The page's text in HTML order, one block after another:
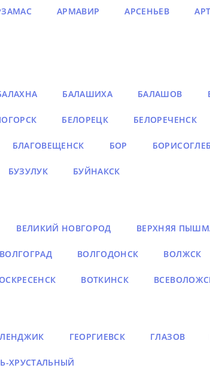
АРМАВИР АРСЕНЬЕВ
БАЛАШИХА БАЛАШОВ
БЕЛОРЕЦК БЕЛОРЕЧЕНСК
БЛАГОВЕЩЕНСК БОР
БУЗУЛУК БУЙНАКСК
ВЕЛИКИЙ НОВГОРОД ВЕРХНЯЯ
ВОЛГОГРАД ВОЛГОДОНСК ВОЛЖСК
ВОТКИНСК
ГЕОРГИЕВСК ГЛАЗОВ
ХРУСТАЛЬНЫЙ